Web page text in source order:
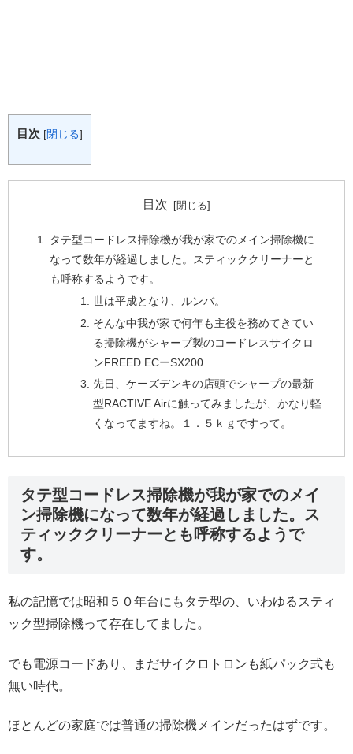
目次 [閉じる]
目次
タテ型コードレス掃除機が我が家でのメイン掃除機に
なって数年が経過しました。スティッククリーナーと
も呼称するようです。
世は平成となり、ルンバ。
そんな中我が家で何年も主役を務めてきてい
る掃除機がシャープ製のコードレスサイクロ
ンFREED ECーSX200
先日、ケーズデンキの店頭でシャープの最新
型RACTIVE Airに触ってみましたが、かなり軽
くなってますね。１．５ｋｇですって。
タテ型コードレス掃除機が我が家でのメイ
ン掃除機になって数年が経過しました。ス
ティッククリーナーとも呼称するようで
す。
私の記憶では昭和５０年台にもタテ型の、いわゆるスティ
ック型掃除機って存在してました。
でも電源コードあり、まだサイクロトロンも紙パック式も
無い時代。
ほとんどの家庭では普通の掃除機メインだったはずです。